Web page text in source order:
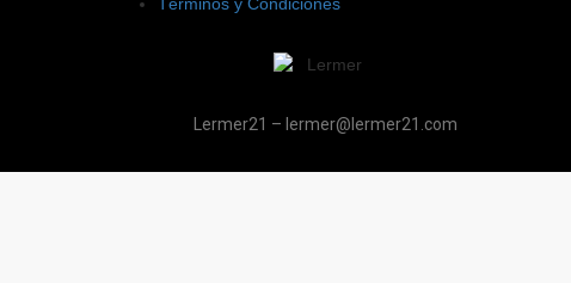
Lermer21 – lermer@lermer21.com